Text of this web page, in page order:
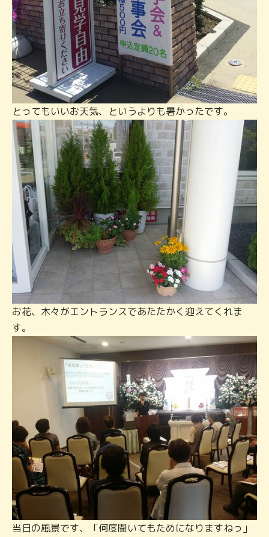
とってもいいお天気、というよりも暑かったです。
お花、木々がエントランスであたたかく迎えてくれま
す。
当日の風景です、「何度聞いてもためになりますねっ」